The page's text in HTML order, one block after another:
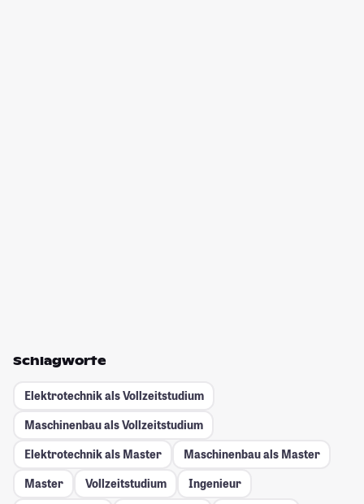
Schlagworte
Elektrotechnik als Vollzeitstudium
Maschinenbau als Vollzeitstudium
Elektrotechnik als Master
Maschinenbau als Master
Master
Vollzeitstudium
Ingenieur